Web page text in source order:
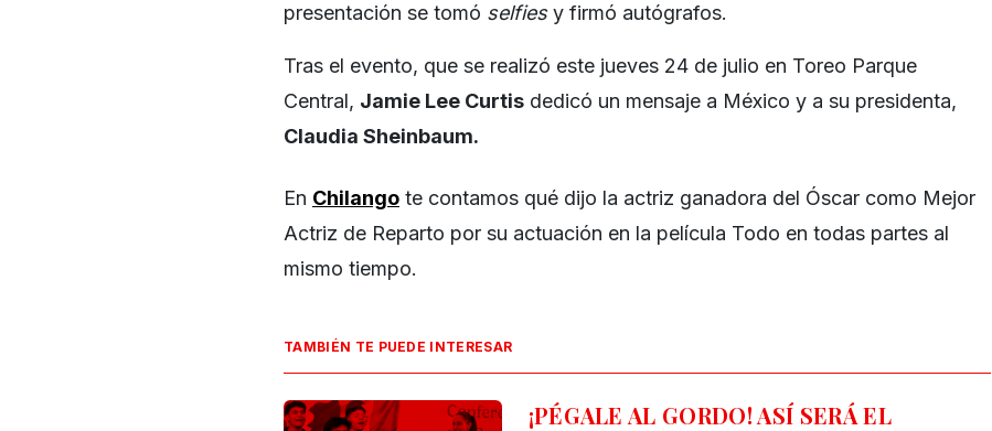
presentación se tomó selfiesy firmó autógrafos.
Tras el evento, que se realizó este jueves 24 de julio en Toreo Parque
Central, Jamie Lee Curtis dedicó un mensaje a México y a su presidenta,
Claudia Sheinbaum.
En Chilango te contamos qué dijo la actriz ganadora del Óscar como Mejor
Actriz de Reparto por su actuación en la película Todo en todas partes al
mismo tiempo.
TAMBIÉN TE PUEDE INTERESAR
¡PÉGALE AL GORDO! ASÍ SERÁ EL